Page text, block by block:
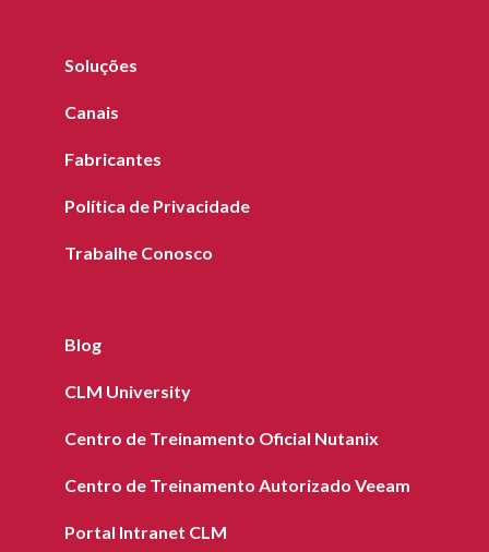
Soluções
Canais
Fabricantes
Política de Privacidade
Trabalhe Conosco
Blog
CLM University
Centro de Treinamento Oficial Nutanix
Centro de Treinamento Autorizado Veeam
Portal Intranet CLM